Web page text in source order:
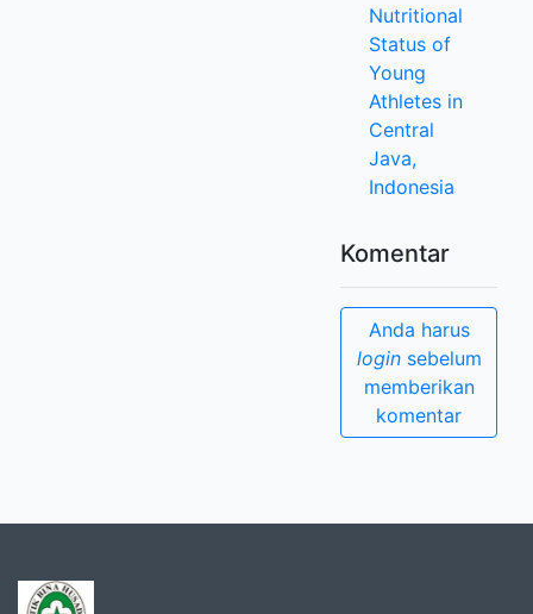
Nutritional
Status of
Young
Athletes in
Central
Java,
Indonesia
Komentar
Anda harus
loginsebelum
memberikan
komentar